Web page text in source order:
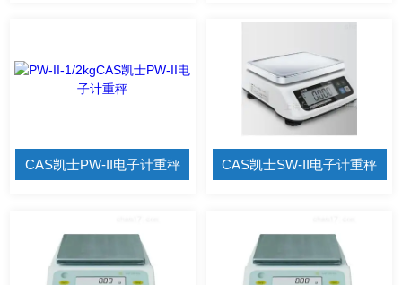
CAS凯士PW-II电子计重秤 CAS凯士SW-II电子计重秤